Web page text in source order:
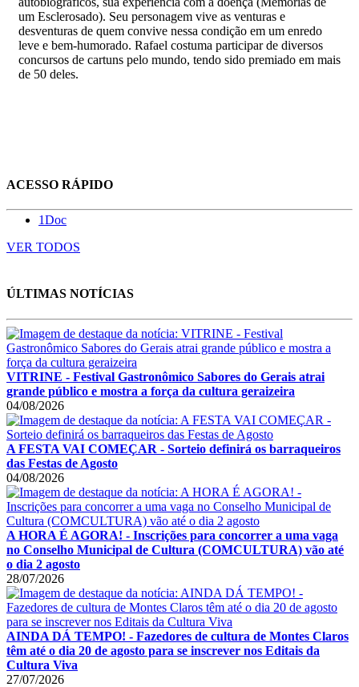
um Esclerosado). Seu personagem vive as venturas e
desventuras de quem convive nessa condição em um enredo
leve e bem-humorado. Rafael costuma participar de diversos
concursos de cartuns pelo mundo, tendo sido premiado em mais
de 50 deles.
ACESSO RÁPIDO
1Doc
VER TODOS
ÚLTIMAS NOTÍCIAS
VITRINE - Festival Gastronômico Sabores do Gerais atrai
grande público e mostra a força da cultura geraizeira
04/08/2026
A FESTA VAI COMEÇAR - Sorteio definirá os barraqueiros
das Festas de Agosto
04/08/2026
A HORA É AGORA! - Inscrições para concorrer a uma vaga
no Conselho Municipal de Cultura (COMCULTURA) vão até
o dia 2 agosto
28/07/2026
AINDA DÁ TEMPO! - Fazedores de cultura de Montes Claros
têm até o dia 20 de agosto para se inscrever nos Editais da
Cultura Viva
27/07/2026